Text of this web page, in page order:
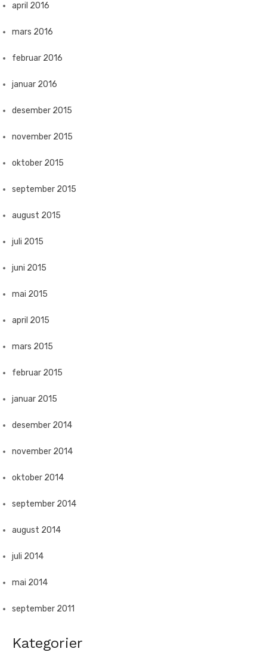
april 2016
mars 2016
februar 2016
januar 2016
desember 2015
november 2015
oktober 2015
september 2015
august 2015
juli 2015
juni 2015
mai 2015
april 2015
mars 2015
februar 2015
januar 2015
desember 2014
november 2014
oktober 2014
september 2014
august 2014
juli 2014
mai 2014
september 2011
Kategorier